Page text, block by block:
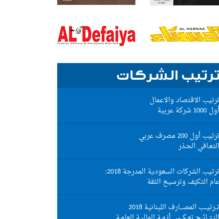
ترتيب الشركات
ترتيب الاقتصاد والاعمال
أول 1000 شركة عربية
ترتيب أول 200 مصرف عربي
التعـافي الحـذر
ترتيب الشركات السعودية المدرجة 2018:
عام التكيّف وترسيخ الثقة
تــرتيــب المصـــارف اللبنانية 2018